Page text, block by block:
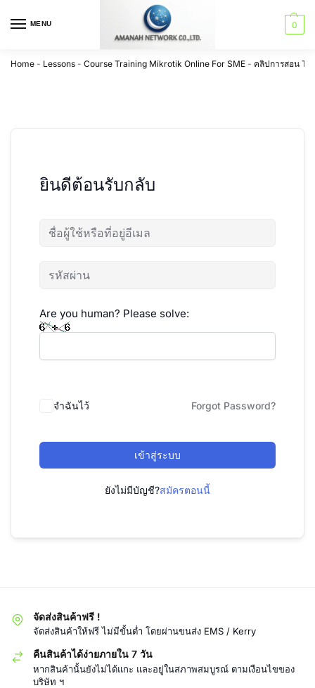
MENU 0
Home - Lessons - Course Training Mikrotik Online For SME - คลิปการสอน
ยินดีต้อนรับกลับ
Are you human? Please solve:
จำฉันไว้ Forgot Password?
เข้าสู่ระบบ
ยังไม่มีบัญชี?สมัครตอนนี้
จัดส่งสินค้าฟรี !
จัดส่งสินค้าให้ฟรี ไม่มีขั้นต่ำ โดยผ่านขนส่ง EMS / Kerry
คืนสินค้าได้ง่ายภายใน 7 วัน
หากสินค้านั้นยังไม่ได้แกะ และอยู่ในสภาพสมบูรณ์ ตามเงือนไขของ
บริษัท ฯ